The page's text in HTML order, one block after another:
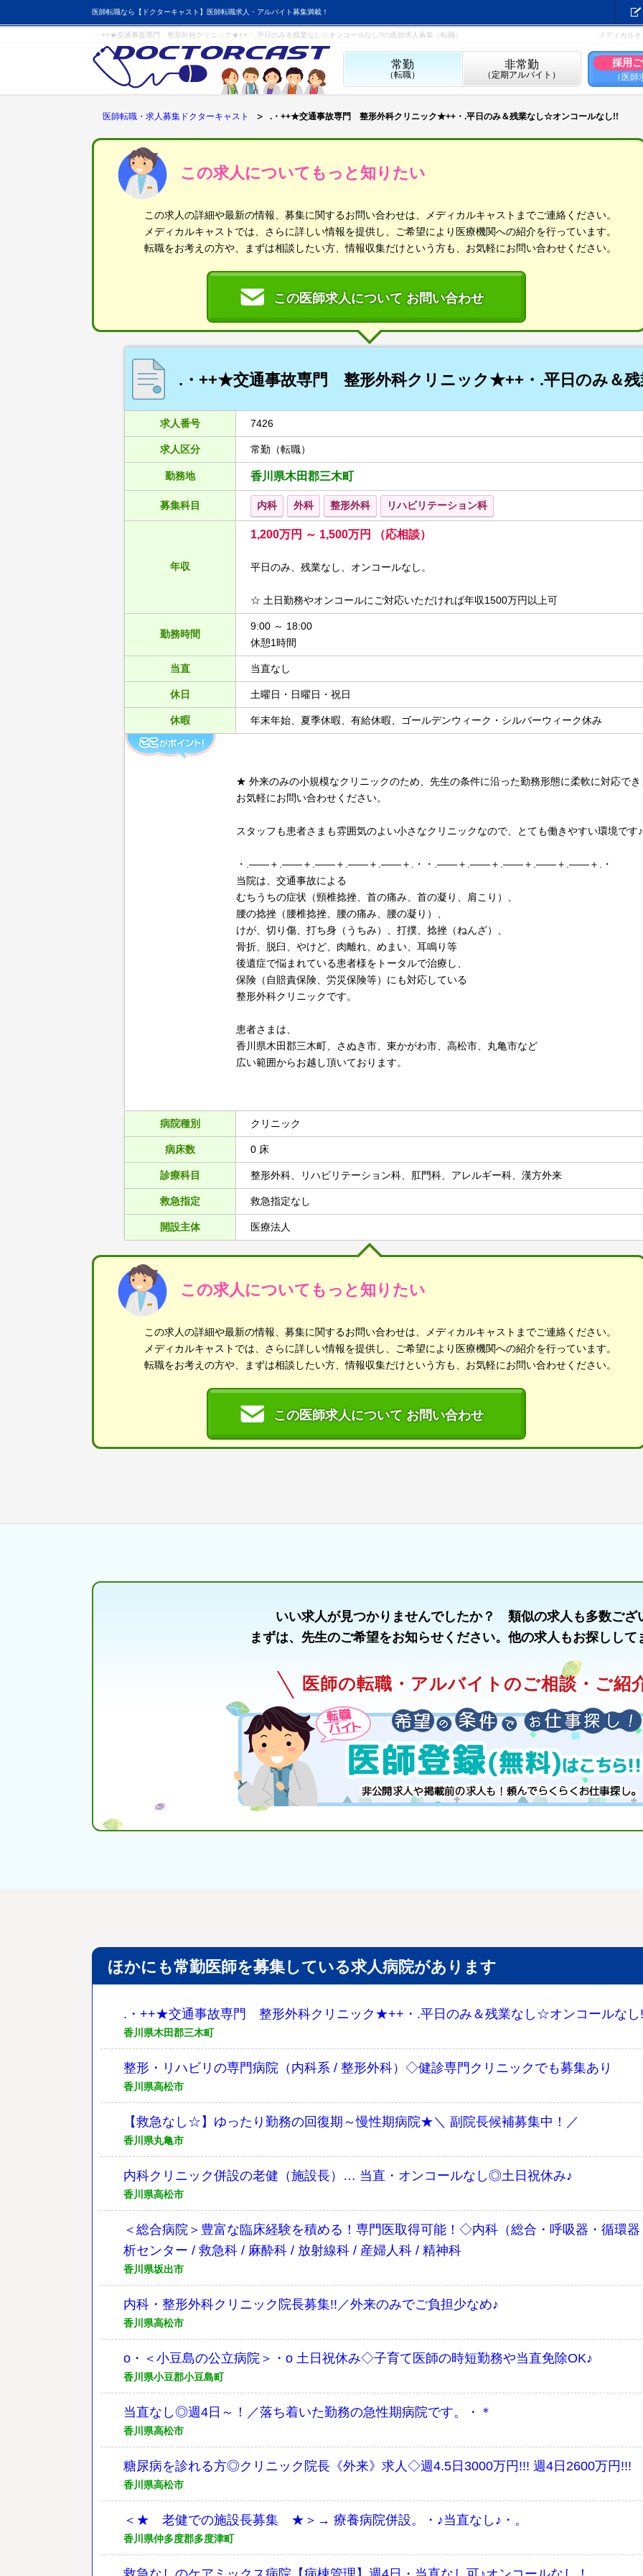
医師転職なら【ドクターキャスト】医師転職求人・アルバイト募集満載！
.・++★交通事故専門 整形外科クリニック★++・.平日のみ＆残業なし☆オンコールなし!!の医師求人募集（転職） メディカル
常勤
（転職）
非常勤
（定期アルバイト）
採用
（医
医師転職・求人募集ドクターキャスト .・++★交通事故専門 整形外科クリニック★++・.平日のみ＆残業なし☆オンコールなし!!
この求人についてもっと知りたい
この求人の詳細や最新の情報、募集に関するお問い合わせは、メディカルキャストまでご連絡ください。
メディカルキャストでは、さらに詳しい情報を提供し、ご希望により医療機関への紹介を行っています。
転職をお考えの方や、まずは相談したい方、情報収集だけという方も、お気軽にお問い合わせください。
この医師求人について お問い合わせ
.・++★交通事故専門 整形外科クリニック★++・.平日のみ＆
求人番号 7426
求人区分 常勤（転職）
勤務地 香川県木田郡三木町
募集科目 内科 外科 整形外科 リハビリテーション科
年収
1,200万円 ～ 1,500万円 （応相談）
平日のみ、残業なし、オンコールなし。
☆ 土日勤務やオンコールにご対応いただければ年収1500万円以上可
勤務時間
9:00 ～ 18:00
休憩1時間
当直 当直なし
休日 土曜日・日曜日・祝日
休暇 年末年始、夏季休暇、有給休暇、ゴールデンウィーク・シルバーウィーク休み
★ 外来のみの小規模なクリニックのため、先生の条件に沿った勤務形態に柔軟に対応でき
お気軽にお問い合わせください。
スタッフも患者さまも雰囲気のよい小さなクリニックなので、とても働きやすい環境です♪
・.――＋.――＋.――＋.――＋.――＋.・・.――＋.――＋.――＋.――＋.――＋.・
当院は、交通事故による
むちうちの症状（頸椎捻挫、首の痛み、首の凝り、肩こり）、
腰の捻挫（腰椎捻挫、腰の痛み、腰の凝り）、
けが、切り傷、打ち身（うちみ）、打撲、捻挫（ねんざ）、
骨折、脱臼、やけど、肉離れ、めまい、耳鳴り等
後遺症で悩まれている患者様をトータルで治療し、
保険（自賠責保険、労災保険等）にも対応している
整形外科クリニックです。
患者さまは、
香川県木田郡三木町、さぬき市、東かがわ市、高松市、丸亀市など
広い範囲からお越し頂いております。
病院種別 クリニック
病床数 0 床
診療科目 整形外科、リハビリテーション科、肛門科、アレルギー科、漢方外来
救急指定 救急指定なし
開設主体 医療法人
この求人についてもっと知りたい
この求人の詳細や最新の情報、募集に関するお問い合わせは、メディカルキャストまでご連絡ください。
メディカルキャストでは、さらに詳しい情報を提供し、ご希望により医療機関への紹介を行っています。
転職をお考えの方や、まずは相談したい方、情報収集だけという方も、お気軽にお問い合わせください。
この医師求人について お問い合わせ
いい求人が見つかりませんでしたか？ 類似の求人も多数ござ
まずは、先生のご希望をお知らせください。他の求人もお探しして
医師の転職・アルバイトのご相談・ご紹
ほかにも常勤医師を募集している求人病院があります
.・++★交通事故専門 整形外科クリニック★++・.平日のみ＆残業なし☆オンコールなし
香川県木田郡三木町
整形・リハビリの専門病院（内科系 / 整形外科）◇健診専門クリニックでも募集あり
香川県高松市
【救急なし☆】ゆったり勤務の回復期～慢性期病院★＼ 副院長候補募集中！／
香川県丸亀市
内科クリニック併設の老健（施設長）… 当直・オンコールなし◎土日祝休み♪
香川県高松市
＜総合病院＞豊富な臨床経験を積める！専門医取得可能！◇内科（総合・呼吸器・循環
析センター / 救急科 / 麻酔科 / 放射線科 / 産婦人科 / 精神科
香川県坂出市
内科・整形外科クリニック院長募集!!／外来のみでご負担少なめ♪
香川県高松市
o・＜小豆島の公立病院＞・o 土日祝休み◇子育て医師の時短勤務や当直免除OK♪
香川県小豆郡小豆島町
当直なし◎週4日～！／落ち着いた勤務の急性期病院です。・＊
香川県高松市
糖尿病を診れる方◎クリニック院長《外来》求人◇週4.5日3000万円!!! 週4日2600万円!!!
香川県高松市
＜★ 老健での施設長募集 ★＞→ 療養病院併設。・♪当直なし♪・。
香川県仲多度郡多度津町